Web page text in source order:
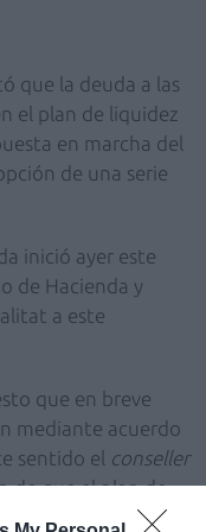
que la deuda a las
el plan de liquidez
en marcha del
de una serie
inició ayer este
de Hacienda y
a este
que en breve
mediante acuerdo
sentido el conseller
de que el plan de
de la deuda actual